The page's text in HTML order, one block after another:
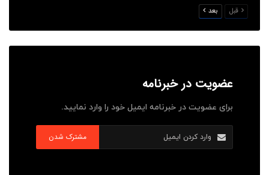
قبل بعد
عضویت در خبرنامه
برای عضویت در خبرنامه ایمیل خود را وارد نمایید.
مشترک شدن